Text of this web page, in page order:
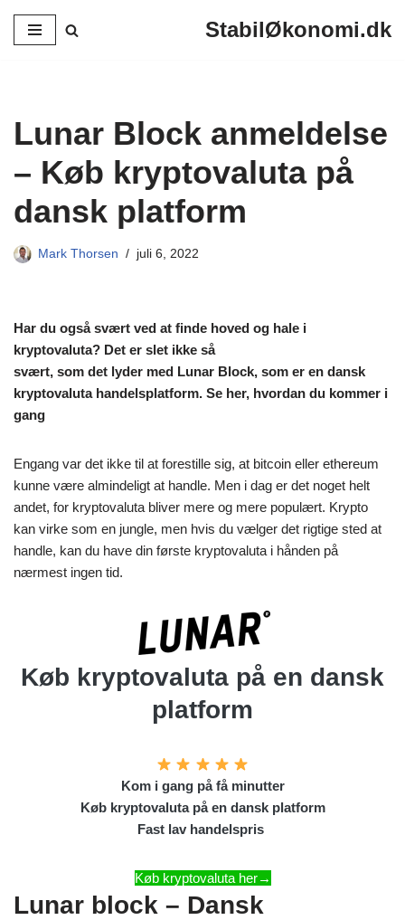
Spring
StabilØkonomi.dk
Lunar Block anmeldelse
– Køb kryptovaluta på
dansk platform
Mark Thorsen juli 6, 2022
Har du også svært ved at finde hoved og hale i
kryptovaluta? Det er slet ikke så
svært, som det lyder med Lunar Block, som er en dansk
kryptovaluta handelsplatform. Se her, hvordan du kommer i
gang
Engang var det ikke til at forestille sig, at bitcoin eller ethereum
kunne være almindeligt at handle. Men i dag er det noget helt
andet, for kryptovaluta bliver mere og mere populært. Krypto
kan virke som en jungle, men hvis du vælger det rigtige sted at
handle, kan du have din første kryptovaluta i hånden på
nærmest ingen tid.
Køb kryptovaluta på en dansk
platform
Kom i gang på få minutter
Køb kryptovaluta på en dansk platform
Fast lav handelspris
Køb kryptovaluta her→
Lunar block – Dansk